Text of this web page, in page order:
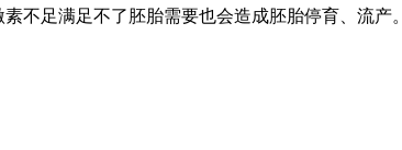
不足满足不了胚胎需要也会造成胚胎停育、流产。